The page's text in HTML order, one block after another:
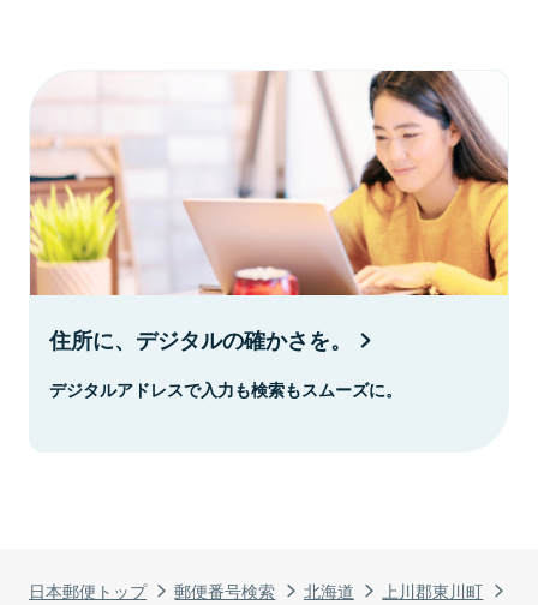
日本郵便トップ 郵便番号検索 北海道
上川郡東川町
住所に、デジタルの確かさを。
デジタルアドレスで入力も検索もスムーズに。